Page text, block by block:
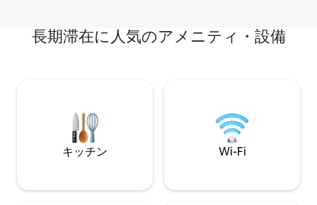
長期滞在に人気のアメニティ・設備
キッチン Wi-Fi